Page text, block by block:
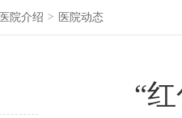
医院介绍 > 医院动态
“